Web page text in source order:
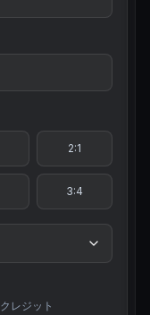
2:1
3:4
クレジット